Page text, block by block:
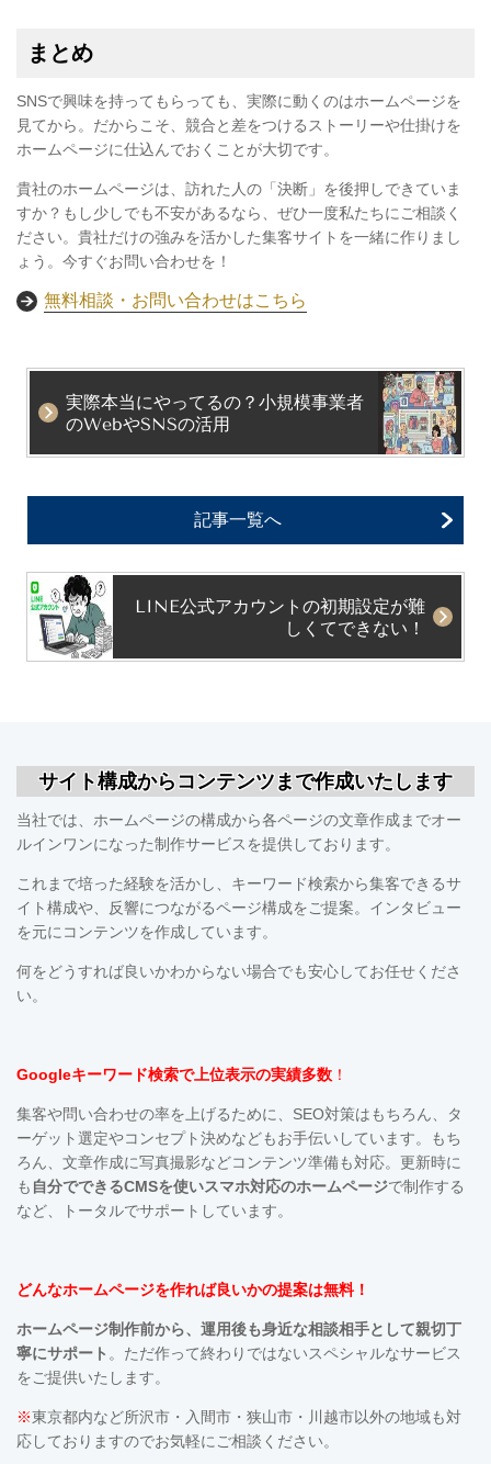
まとめ
SNSで興味を持ってもらっても、実際に動くのはホームページを
見てから。だからこそ、競合と差をつけるストーリーや仕掛けを
ホームページに仕込んでおくことが大切です。
貴社のホームページは、訪れた人の「決断」を後押しできていま
すか？もし少しでも不安があるなら、ぜひ一度私たちにご相談く
ださい。貴社だけの強みを活かした集客サイトを一緒に作りまし
ょう。今すぐお問い合わせを！
無料相談・お問い合わせはこちら
実際本当にやってるの？小規模事業者
のWebやSNSの活用
記事一覧へ
LINE公式アカウントの初期設定が難
しくてできない！
サイト構成からコンテンツまで作成いたします
当社では、ホームページの構成から各ページの文章作成までオー
ルインワンになった制作サービスを提供しております。
これまで培った経験を活かし、キーワード検索から集客できるサ
イト構成や、反響につながるページ構成をご提案。インタビュー
を元にコンテンツを作成しています。
何をどうすれば良いかわからない場合でも安心してお任せくださ
い。
Googleキーワード検索で上位表示の実績多数 ！
集客や問い合わせの率を上げるために、SEO対策はもちろん、タ
ーゲット選定やコンセプト決めなどもお手伝いしています。もち
ろん、文章作成に写真撮影などコンテンツ準備も対応。更新時に
も 自分でできるCMSを使いスマホ対応のホームページで制作する
など、トータルでサポートしています。
どんなホームページを作れば良いかの提案は無料！
ホームページ制作前から、運用後も身近な相談相手として親切丁
寧にサポート 。ただ作って終わりではないスペシャルなサービス
をご提供いたします。
※東京都内など所沢市・入間市・狭山市・川越市以外の地域も対
応しておりますのでお気軽にご相談ください。